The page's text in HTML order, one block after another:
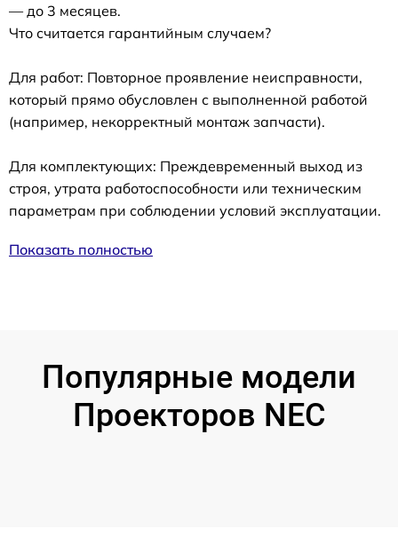
— до 3 месяцев.
Что считается гарантийным случаем?
Для работ: Повторное проявление неисправности,
который прямо обусловлен с выполненной работой
(например, некорректный монтаж запчасти).
Для комплектующих: Преждевременный выход из
строя, утрата работоспособности или техническим
параметрам при соблюдении условий эксплуатации.
Показать полностью
Популярные модели
Проекторов NEC